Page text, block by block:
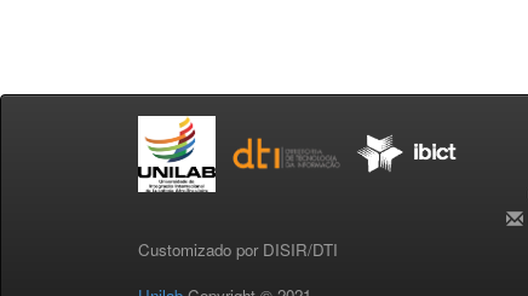
Customizado por DISIR/DTI